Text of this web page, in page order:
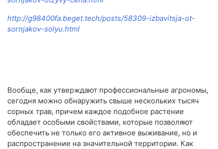
http://g98400fa.beget.tech/posts/58309-izbavitsja-ot-
sornjakov-solyu.html
Вообще, как утверждают профессиональные агрономы,
сегодня можно обнаружить свыше нескольких тысяч
сорных трав, причем каждое подобное растение
обладает особыми свойствами, которые позволяют
обеспечить не только его активное выживание, но и
распространение на значительной территории. Как